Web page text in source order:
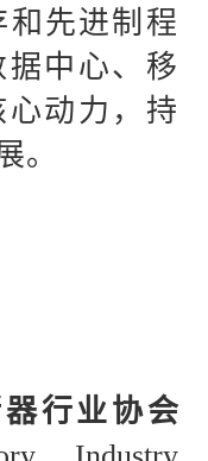
先进制程
中心、移
动力，持
。
行业协会